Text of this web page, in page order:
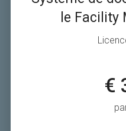
le Facility
€